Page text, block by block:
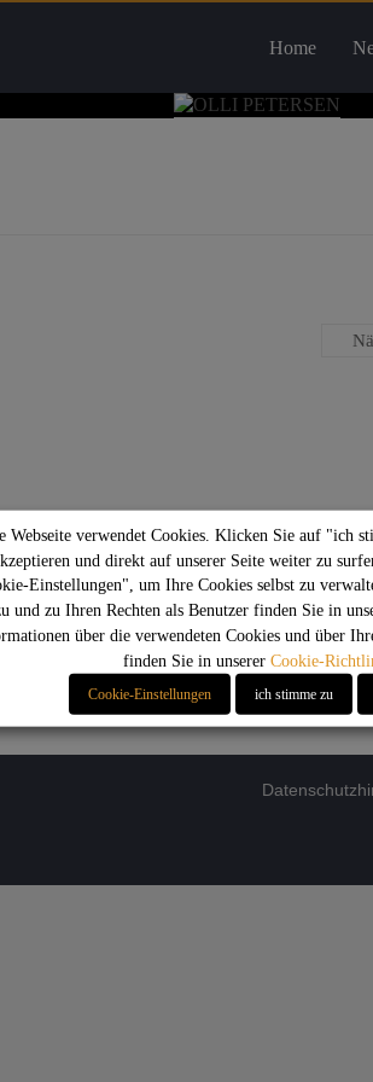
Home
Webseite verwendet Cookies. Klicken Sie auf "ich
und direkt auf unserer Seite weiter zu
Einstellungen", um Ihre Cookies selbst zu
und zu Ihren Rechten als Benutzer finden Sie in
über die verwendeten Cookies und über
finden Sie in unserer Cookie-
Cookie-Einstellungen ich stimme zu